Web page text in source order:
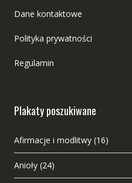
Dane kontaktowe
Polityka prywatności
Regulamin
Plakaty poszukiwane
Afirmacje i modlitwy (16)
Anioły (24)